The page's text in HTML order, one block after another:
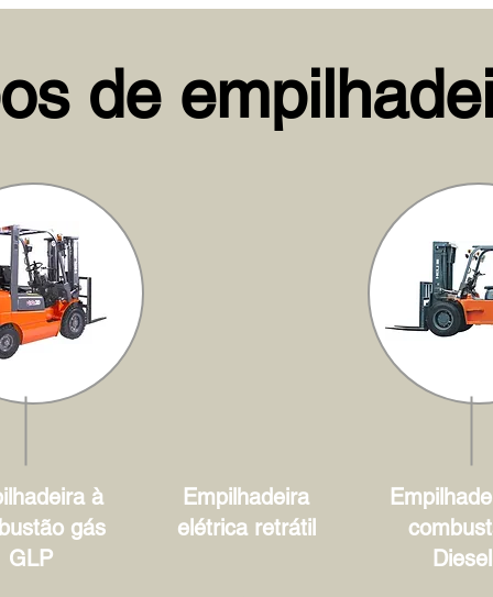
de
à
gás
GLP
Empilhadeira
elétrica retrátil
Diesel